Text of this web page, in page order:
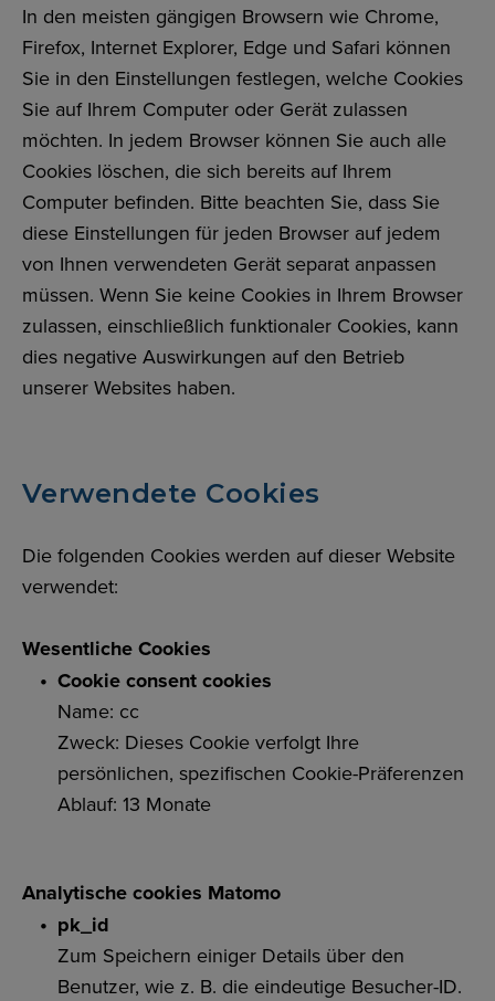
In den meisten gängigen Browsern wie Chrome,
Firefox, Internet Explorer, Edge und Safari können
Sie in den Einstellungen festlegen, welche Cookies
Sie auf Ihrem Computer oder Gerät zulassen
möchten. In jedem Browser können Sie auch alle
Cookies löschen, die sich bereits auf Ihrem
Computer befinden. Bitte beachten Sie, dass Sie
diese Einstellungen für jeden Browser auf jedem
von Ihnen verwendeten Gerät separat anpassen
müssen. Wenn Sie keine Cookies in Ihrem Browser
zulassen, einschließlich funktionaler Cookies, kann
dies negative Auswirkungen auf den Betrieb
unserer Websites haben.
Verwendete Cookies
Die folgenden Cookies werden auf dieser Website
verwendet:
Wesentliche Cookies
Cookie consent cookies
Name: cc
Zweck: Dieses Cookie verfolgt Ihre
persönlichen, spezifischen Cookie-Präferenzen
Ablauf: 13 Monate
Analytische cookies Matomo
pk_id
Zum Speichern einiger Details über den
Benutzer, wie z. B. die eindeutige Besucher-ID.